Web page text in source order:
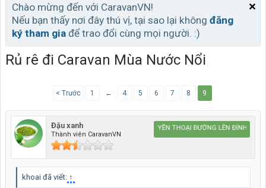
Chào mừng đến với CaravanVN!
Nếu bạn thấy nơi đây thú vị, tại sao lại không đăng
ký tham gia để trao đổi cùng mọi người. :)
Rủ rê đi Caravan Mùa Nước Nổi
< Trước 1 ← 4 5 6 7 8 9
Đậu xanh
Thành viên CaravanVN
Caravan HUYỀN THOẠI ĐƯỜNG LÊN ĐỈNH THẾ
khoai đã viết: ↑